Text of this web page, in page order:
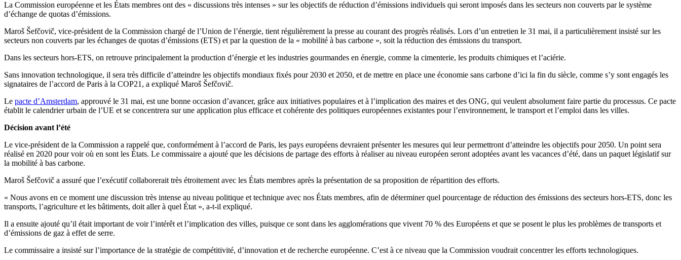
La Commission européenne et les États membres ont des « discussions très intenses » sur les objectifs de réduction d’émissions individuels qui seront imposés dans les secteurs non couverts par le système
d’échange de quotas d’émissions.
Maroš Šefčovič, vice-président de la Commission chargé de l’Union de l’énergie, tient régulièrement la presse au courant des progrès réalisés. Lors d’un entretien le 31 mai, il a particulièrement insisté sur les
secteurs non couverts par les échanges de quotas d’émissions (ETS) et par la question de la « mobilité à bas carbone », soit la réduction des émissions du transport.
Dans les secteurs hors-ETS, on retrouve principalement la production d’énergie et les industries gourmandes en énergie, comme la cimenterie, les produits chimiques et l’aciérie.
Sans innovation technologique, il sera très difficile d’atteindre les objectifs mondiaux fixés pour 2030 et 2050, et de mettre en place une économie sans carbone d’ici la fin du siècle, comme s’y sont engagés les
signataires de l’accord de Paris à la COP21, a expliqué Maroš Šefčovič.
Le pacte d’Amsterdam, approuvé le 31 mai, est une bonne occasion d’avancer, grâce aux initiatives populaires et à l’implication des maires et des ONG, qui veulent absolument faire partie du processus. Ce pacte
établit le calendrier urbain de l’UE et se concentrera sur une application plus efficace et cohérente des politiques européennes existantes pour l’environnement, le transport et l’emploi dans les villes.
Décision avant l’été
Le vice-président de la Commission a rappelé que, conformément à l’accord de Paris, les pays européens devraient présenter les mesures qui leur permettront d’atteindre les objectifs pour 2050. Un point sera
réalisé en 2020 pour voir où en sont les États. Le commissaire a ajouté que les décisions de partage des efforts à réaliser au niveau européen seront adoptées avant les vacances d’été, dans un paquet législatif sur
la mobilité à bas carbone.
Maroš Šefčovič a assuré que l’exécutif collaborerait très étroitement avec les États membres après la présentation de sa proposition de répartition des efforts.
« Nous avons en ce moment une discussion très intense au niveau politique et technique avec nos États membres, afin de déterminer quel pourcentage de réduction des émissions des secteurs hors-ETS, donc les
transports, l’agriculture et les bâtiments, doit aller à quel État », a-t-il expliqué.
Il a ensuite ajouté qu’il était important de voir l’intérêt et l’implication des villes, puisque ce sont dans les agglomérations que vivent 70 % des Européens et que se posent le plus les problèmes de transports et
d’émissions de gaz à effet de serre.
Le commissaire a insisté sur l’importance de la stratégie de compétitivité, d’innovation et de recherche européenne. C’est à ce niveau que la Commission voudrait concentrer les efforts technologiques.